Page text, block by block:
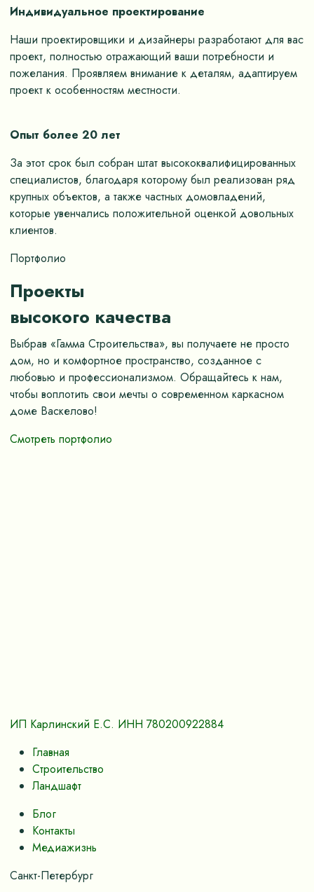
Индивидуальное проектирование
Наши проектировщики и дизайнеры разработают для вас
проект, полностью отражающий ваши потребности и
пожелания. Проявляем внимание к деталям, адаптируем
проект к особенностям местности.
Опыт более 20 лет
За этот срок был собран штат высококвалифицированных
специалистов, благодаря которому был реализован ряд
крупных объектов, а также частных домовладений,
которые увенчались положительной оценкой довольных
клиентов.
Портфолио
Проекты
высокого качества
Выбрав «Гамма Строительства», вы получаете не просто
дом, но и комфортное пространство, созданное с
любовью и профессионализмом. Обращайтесь к нам,
чтобы воплотить свои мечты о современном каркасном
доме Васкелово!
Смотреть портфолио
ИП Карлинский Е.С. ИНН 780200922884
Главная
Строительство
Ландшафт
Блог
Контакты
Медиажизнь
Санкт-Петербург